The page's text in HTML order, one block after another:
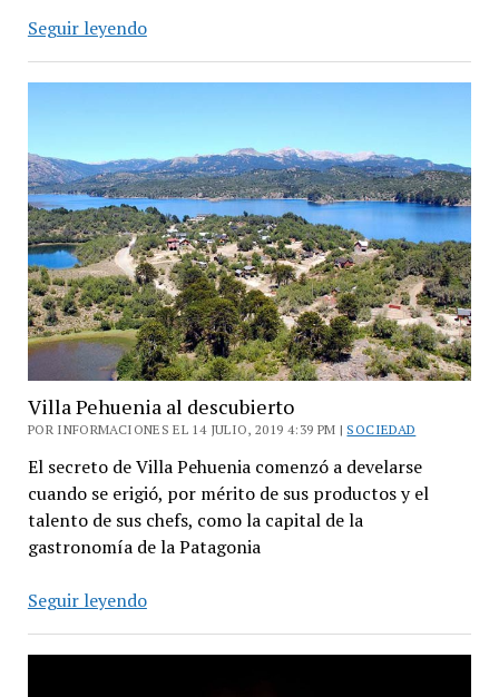
Seguir leyendoIntenso
en
bonaerenses
por
el
fin
de
semana
largo
Villa Pehuenia al descubierto
POR INFORMACIONES EL 14 JULIO, 2019 4:39 PM | SOCIEDAD
El secreto de Villa Pehuenia comenzó a develarse
cuando se erigió, por mérito de sus productos y el
talento de sus chefs, como la capital de la
gastronomía de la Patagonia
Seguir leyendoVilla
al